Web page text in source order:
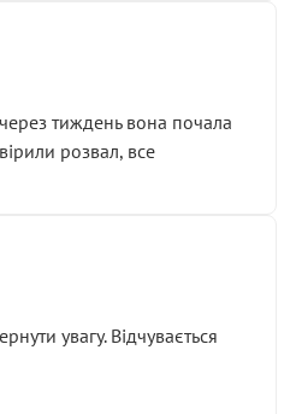
тиждень вона почала
розвал, все
увагу. Відчувається